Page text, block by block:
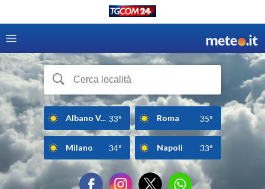
Albano V... 33° Roma 35°
Milano 34° Napoli 33°